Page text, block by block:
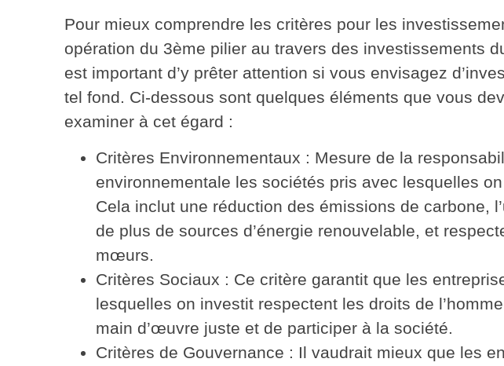
Pour mieux comprendre les critères pour les
opération du 3ème pilier au travers des investissements
est important d’y prêter attention si vous envisagez
tel fond. Ci-dessous sont quelques éléments que vous
examiner à cet égard :
Critères Environnementaux : Mesure de la
environnementale les sociétés pris avec lesquelles
Cela inclut une réduction des émissions de carbone,
de plus de sources d’énergie renouvelable, et
mœurs.
Critères Sociaux : Ce critère garantit que les
lesquelles on investit respectent les droits de
main d’œuvre juste et de participer à la société.
Critères de Gouvernance : Il vaudrait mieux que les